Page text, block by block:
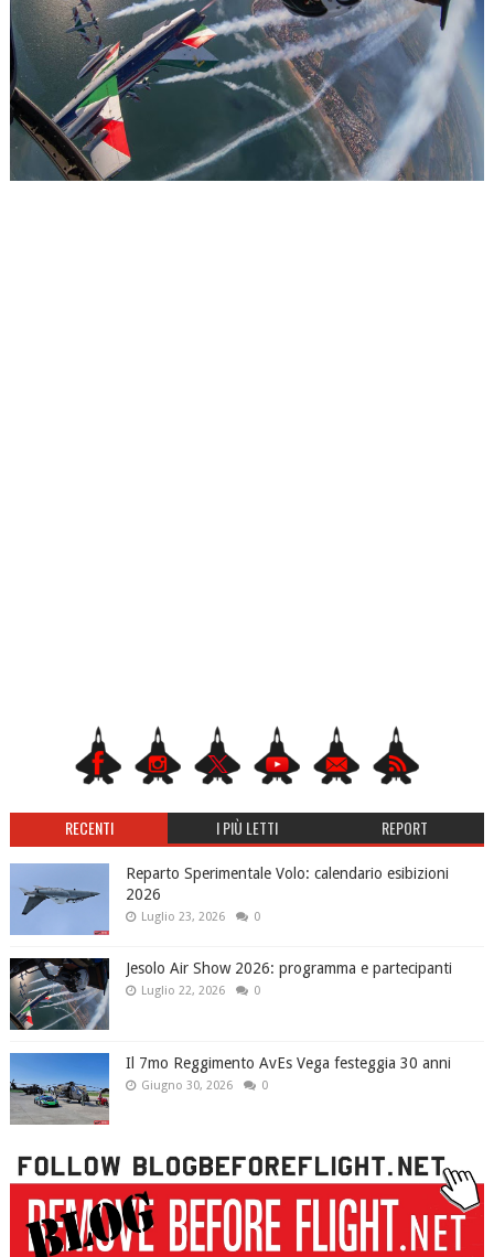
RECENTI I PIÙ LETTI REPORT
Reparto Sperimentale Volo: calendario esibizioni
2026
Luglio 23, 2026 0
Jesolo Air Show 2026: programma e partecipanti
Luglio 22, 2026 0
Il 7mo Reggimento AvEs Vega festeggia 30 anni
Giugno 30, 2026 0